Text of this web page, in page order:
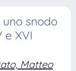
snodo
e XVI
Matteo